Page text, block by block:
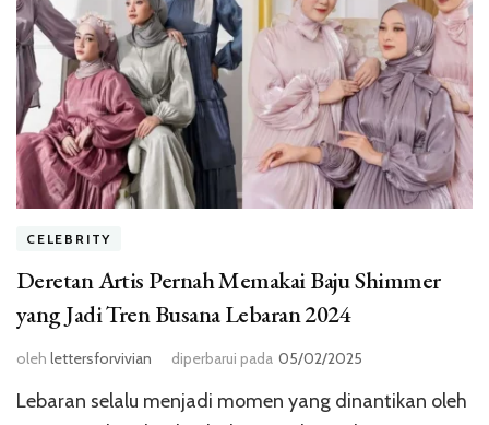
CELEBRITY
Deretan Artis Pernah Memakai Baju Shimmer
yang Jadi Tren Busana Lebaran 2024
oleh lettersforvivian diperbarui pada 05/02/2025
Lebaran selalu menjadi momen yang dinantikan oleh